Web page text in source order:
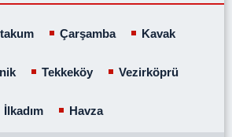
Çarşamba Kavak
Tekkeköy Vezirköprü
İlkadım Havza